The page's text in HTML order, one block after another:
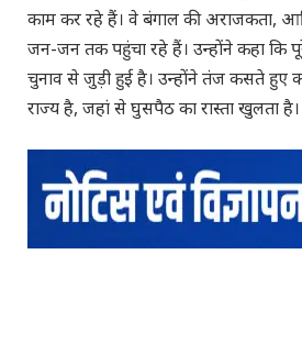
काम कर रहे हैं। वे बंगाल की अराजकता,
जन-जन तक पहुंचा रहे हैं। उन्होंने कहा कि
चुनाव से जुड़ी हुई है। उन्होंने तंज कसते हुए
राज्य है, जहां से घुसपैठ का रास्ता खुलता है।